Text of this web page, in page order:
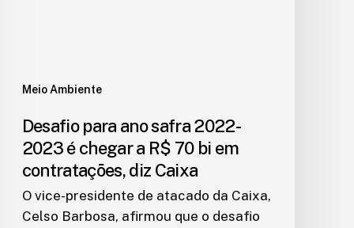
Meio Ambiente
Desafio para ano safra 2022-
2023 é chegar a R$ 70 bi em
contratações, diz Caixa
O vice-presidente de atacado da Caixa,
Celso Barbosa, afirmou que o desafio